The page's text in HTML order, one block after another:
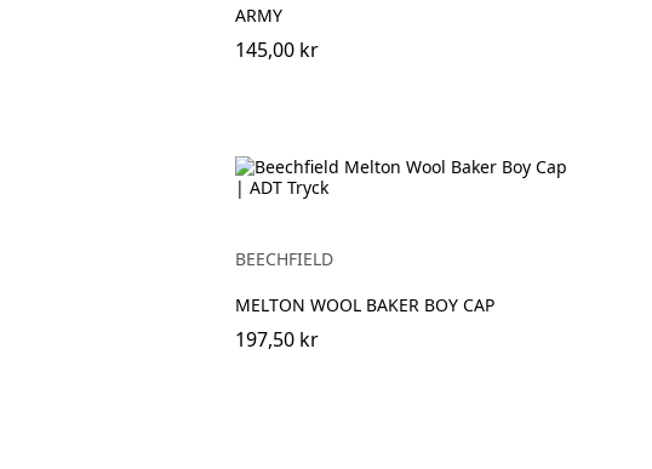
ARMY
145,00 kr
BEECHFIELD
MELTON WOOL BAKER BOY CAP
197,50 kr